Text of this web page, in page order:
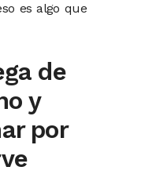
es algo que
de
y
por